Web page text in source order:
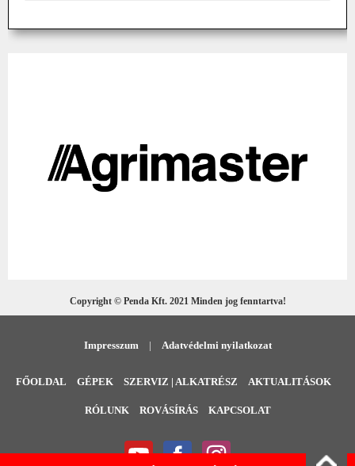
Copyright © Penda Kft. 2021 Minden jog fenntartva!
Impresszum | Adatvédelmi nyilatkozat
FŐOLDAL GÉPEK SZERVIZ | ALKATRÉSZ AKTUALITÁSOK
RÓLUNK ROVÁSÍRÁS KAPCSOLAT